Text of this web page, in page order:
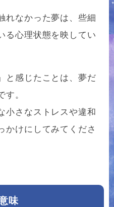
れなかった夢は、些細
る心理状態を映してい
と感じたことは、夢だ
。
小さなストレスや違和
かけにしてみてくださ
味